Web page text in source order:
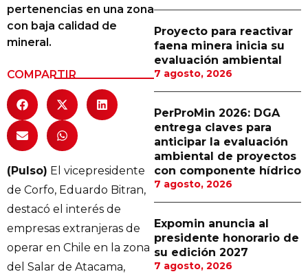
Canal Digital
Columnas de Opinión
Designaciones
Calendario de Eventos
Revistas Digital
Siguenos
pertenencias en una zona
con baja calidad de
mineral.
COMPARTIR
(Pulso) El vicepresidente
de Corfo, Eduardo Bitran,
destacó el interés de
empresas extranjeras de
operar en Chile en la zona
del Salar de Atacama,
Proyecto para reactivar
faena minera inicia su
evaluación ambiental
7 agosto, 2026
PerProMin 2026: DGA
entrega claves para
anticipar la evaluación
ambiental de proyectos
con componente hídrico
7 agosto, 2026
Expomin anuncia al
presidente honorario de
su edición 2027
7 agosto, 2026